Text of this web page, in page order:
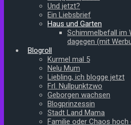
Und jetzt?
Ein Liebsbrief
Haus und Garten
Schimmelbefall im
dagegen (mit
Blogroll
Kurmel mal 5
Nelu Mum
Liebling, ich blogge jetzt
Frl. Nullpunktzwo
Geborgen wachsen
Blogprinzessin
Stadt Land Mama
Familie oder Chaos hoch